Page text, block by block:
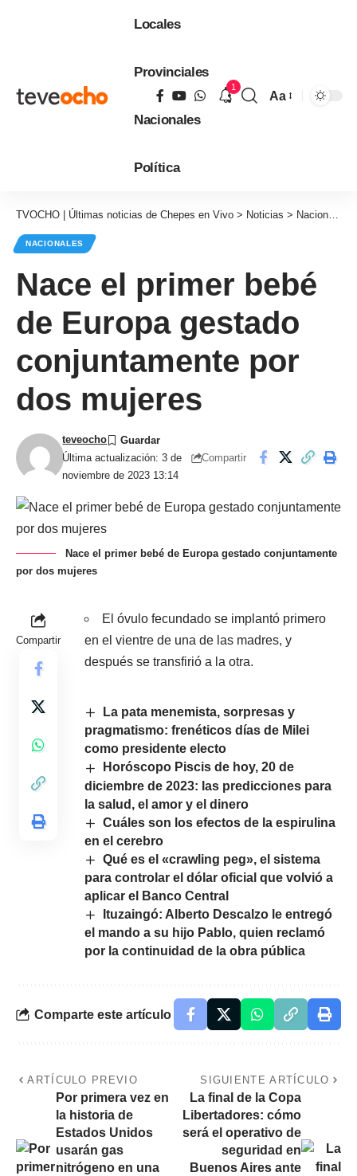
Locales
Provinciales
Nacionales
Política
1
Aa
TVOCHO | Últimas noticias de Chepes en Vivo > Noticias > Nacionales
NACIONALES
Nace el primer bebé
de Europa gestado
conjuntamente por
dos mujeres
Última actualización: 3 de
noviembre de 2023 13:14
teveocho
Compartir
Nace el primer bebé de Europa gestado conjuntamente
por dos mujeres
Compartir
El óvulo fecundado se implantó primero
en el vientre de una de las madres, y
después se transfirió a la otra.
La pata menemista, sorpresas y
pragmatismo: frenéticos días de Milei
como presidente electo
Horóscopo Piscis de hoy, 20 de
diciembre de 2023: las predicciones para
la salud, el amor y el dinero
Cuáles son los efectos de la espirulina
en el cerebro
Qué es el «crawling peg», el sistema
para controlar el dólar oficial que volvió a
aplicar el Banco Central
Ituzaingó: Alberto Descalzo le entregó
el mando a su hijo Pablo, quien reclamó
por la continuidad de la obra pública
Comparte este artículo
ARTÍCULO PREVIO
Por primera vez en
la historia de
Estados Unidos
usarán gas
nitrógeno en una
SIGUIENTE ARTÍCULO
La final de la Copa
Libertadores: cómo
será el operativo de
seguridad en
Buenos Aires ante